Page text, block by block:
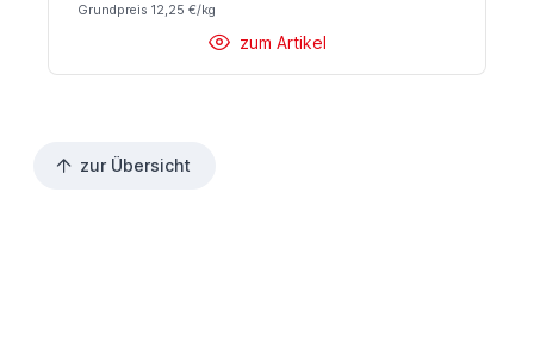
Grundpreis 12,25 €/kg
zum Artikel
zur Übersicht